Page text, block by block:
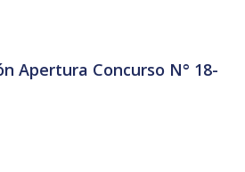
Apertura Concurso N° 18-